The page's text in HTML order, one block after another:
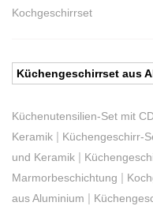
Kochgeschirrset
Küchengeschirrset aus
Küchenutensilien-Set mit
Keramik | Küchengeschirr-
und Keramik |
Marmorbeschichtung |
aus Aluminium |